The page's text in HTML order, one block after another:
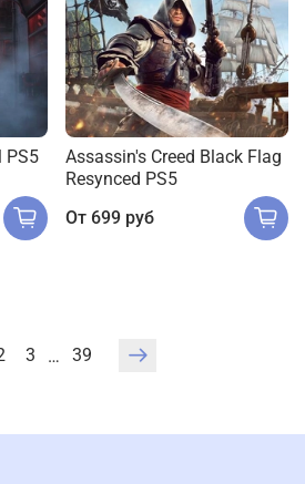
PS5
Assassin's Creed Black Flag
Resynced PS5
От 699 руб
3 … 39